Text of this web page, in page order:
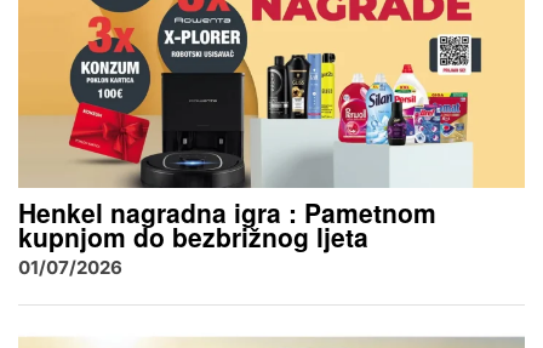
Henkel nagradna igra : Pametnom
kupnjom do bezbrižnog ljeta
01/07/2026